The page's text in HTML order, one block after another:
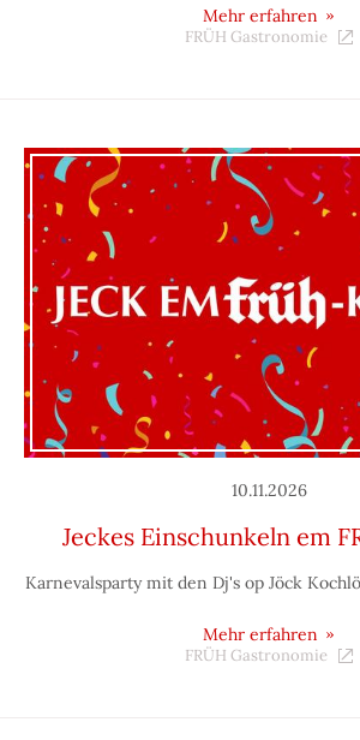
Mehr erfahren
FRÜH Gastronomie
10.11.2026
Jeckes Einschunkeln em
Karnevalsparty mit den Dj's op Jöck
Mehr erfahren
FRÜH Gastronomie